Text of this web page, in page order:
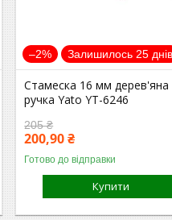
–2% Залишилось 25 днів
Стамеска 16 мм дерев'яна
ручка Yato YT-6246
205 ₴
200,90 ₴
Готово до відправки
Купити